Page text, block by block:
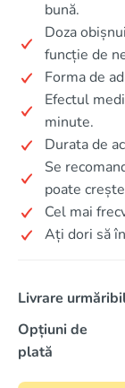
bună.
Doza
funcție de
Forma de
Efectul
minute.
Durata de
Se
poate
Cel mai
Ați dori să
Livrare
Opțiuni de
plată